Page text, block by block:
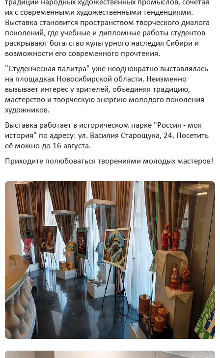
традиции народных художественных промыслов, сочетая
их с современными художественными тенденциями.
Выставка становится пространством творческого диалога
поколений, где учебные и дипломные работы студентов
раскрывают богатство культурного наследия Сибири и
возможности его современного прочтения.
"Студенческая палитра" уже неоднократно выставлялась
на площадках Новосибирской области. Неизменно
вызывает интерес у зрителей, объединяя традицию,
мастерство и творческую энергию молодого поколения
художников.
Выставка работает в историческом парке "Россия - моя
история" по адресу: ул. Василия Старощука, 24. Посетить
её можно до 16 августа.
Приходите полюбоваться творениями молодых мастеров!